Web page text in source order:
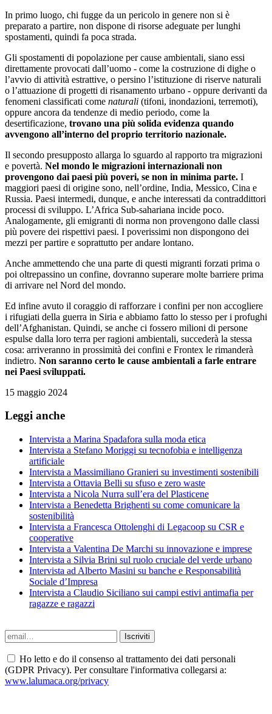
In primo luogo, chi fugge da un pericolo in genere non si è
preparato a partire, non dispone di risorse adeguate per lunghi
spostamenti, quindi fa poca strada.
Gli spostamenti di popolazione per cause ambientali, siano essi
direttamente provocati dall’uomo - come la costruzione di dighe o
l’avvio di attività estrattive, o persino l’istituzione di riserve naturali
o l’attuazione di progetti di risanamento urbano - oppure derivanti da
fenomeni classificati come naturali (tifoni, inondazioni, terremoti),
oppure ancora da tendenze di medio periodo, come la
desertificazione, trovano una più solida evidenza quando
avvengono all’interno del proprio territorio nazionale.
Il secondo presupposto allarga lo sguardo al rapporto tra migrazioni
e povertà. Nel mondo le migrazioni internazionali non
provengono dai paesi più poveri, se non in minima parte. I
maggiori paesi di origine sono, nell’ordine, India, Messico, Cina e
Russia. Paesi intermedi, dunque, e anche interessati da contraddittori
processi di sviluppo. L’Africa Sub-sahariana incide poco.
Analogamente, gli emigranti di norma non provengono dalle classi
più povere dei rispettivi paesi. I poverissimi non dispongono dei
mezzi per partire e soprattutto per andare lontano.
Anche ammettendo che una parte di questi migranti forzati prima o
poi oltrepassino un confine, dovranno superare molte barriere prima
di arrivare nel Nord del mondo.
Ed infine avuto il coraggio di rafforzare i confini per non accogliere
i rifugiati della guerra in Siria e abbiamo fatto lo stesso per i profughi
dell’Afghanistan. Quindi, se anche ci fossero milioni di persone
espulse dalla loro terra per ragioni ambientali, succederà la stessa
cosa: arriveranno in prossimità dei confini e Frontex le rimanderà
indietro. Non saranno certo le cause ambientali a farle entrare
nei Paesi sviluppati.
15 maggio 2024
Leggi anche
Intervista a Marina Spadafora sulla moda etica
Intervista a Stefano Moriggi su tecnofobia e intelligenza
artificiale
Intervista a Massimiliano Granieri su investimenti sostenibili
Intervista a Ottavia Belli su sfuso e zero waste
Intervista a Nicola Nurra sull’era del Plasticene
Intervista a Benedetta Brighenti su come comunicare la
sostenibilità
Intervista a Francesca Ottolenghi di Legacoop su CSR e
cooperative
Intervista a Valentina De Marchi su innovazione e imprese
Intervista a Silvia Brini sul ruolo cruciale del verde urbano
Intervista ad Alberto Masini su banche e Responsabilità
Sociale d’Impresa
Intervista a Claudio Siciliano sui campi estivi antimafia per
ragazze e ragazzi
Ho letto e do il consenso al trattamento dei dati personali
(GDPR Privacy). Per consultare l'informativa collegarsi a:
www.lalumaca.org/privacy